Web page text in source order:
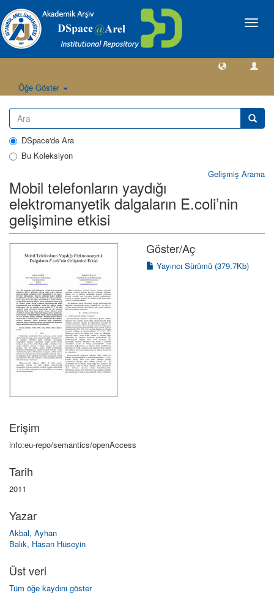
Geçiş
Öğe Göster
DSpace'de Ara
Bu Koleksiyon
Gelişmiş Arama
Mobil telefonların yaydığı
elektromanyetik dalgaların E.coli’nin
gelişimine etkisi
Göster/Aç
Yayıncı Sürümü (379.7Kb)
Erişim
info:eu-repo/semantics/openAccess
Tarih
2011
Yazar
Akbal, Ayhan
Balık, Hasan Hüseyin
Üst veri
Tüm öğe kaydını göster